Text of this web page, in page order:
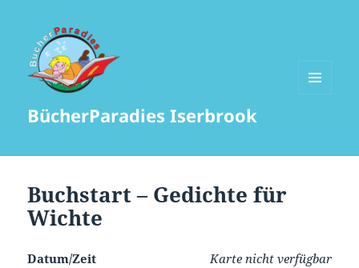
BücherParadies Iserbrook
Buchstart – Gedichte für
Wichte
Karte nicht verfügbar
Datum/Zeit